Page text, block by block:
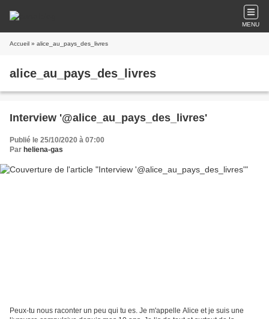
MENU
Accueil » alice_au_pays_des_livres
alice_au_pays_des_livres
Interview '@alice_au_pays_des_livres'
Publié le 25/10/2020 à 07:00
Par heliena-gas
Peux-tu nous raconter un peu qui tu es. Je m'appelle Alice et je suis une